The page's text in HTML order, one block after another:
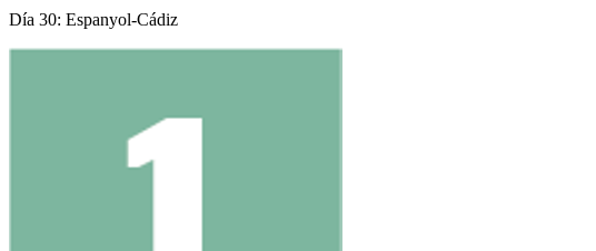
Día 30: Espanyol-Cádiz